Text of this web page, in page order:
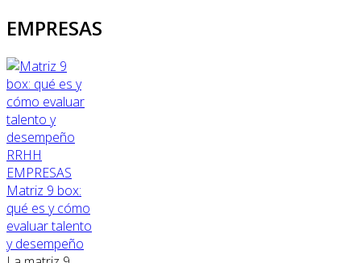
EMPRESAS
RRHH
EMPRESAS
Matriz 9 box:
qué es y cómo
evaluar talento
y desempeño